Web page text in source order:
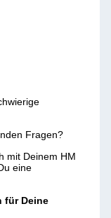
Fragen?
mit Deinem HM
eine
für Deine